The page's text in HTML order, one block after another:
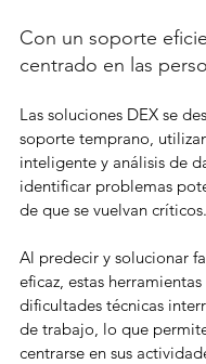
Con un soporte
centrado en las
Las soluciones DEX se
soporte temprano,
inteligente y análisis de
identificar problemas
de que se vuelvan críticos.
Al predecir y solucionar
eficaz, estas
dificultades técnicas
de trabajo, lo que
centrarse en sus